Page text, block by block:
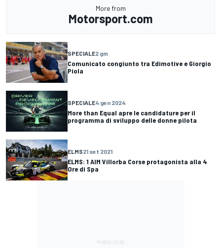
More from
Motorsport.com
SPECIALE2 gm
Comunicato congiunto tra Edimotive e Giorgio
Piola
SPECIALE4 gen 2024
More than Equal apre le candidature per il
programma di sviluppo delle donne pilota
ELMS21 set 2021
ELMS: 1 AIM Villorba Corse protagonista alla 4
Ore di Spa